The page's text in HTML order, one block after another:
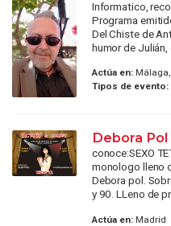
Informatico,
Programa
Del Chiste de
humor de Julián,
Actúa en:Málaga,
Tipos de evento:
Debora Pol
conoce:SEXO
monologo lleno
Debora pol.
y 90. LLeno de
Actúa en:Madrid